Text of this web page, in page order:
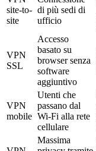
site-to-
site
di più sedi di
ufficio
VPN
SSL
Accesso
basato su
browser senza
software
aggiuntivo
VPN
mobile
Utenti che
passano dal
Wi-Fi alla rete
cellulare
Massima